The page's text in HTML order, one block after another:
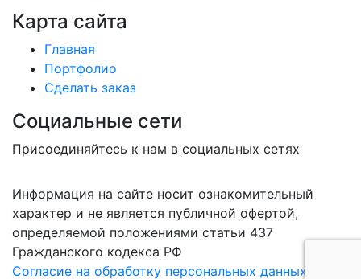
Карта сайта
Главная
Портфолио
Сделать заказ
Социальные сети
Присоединяйтесь к нам в социальных сетях
Информация на сайте носит ознакомительный
характер и не является публичной офертой,
определяемой положениями статьи 437
Гражданского кодекса РФ
Согласие на обработку персональных данных